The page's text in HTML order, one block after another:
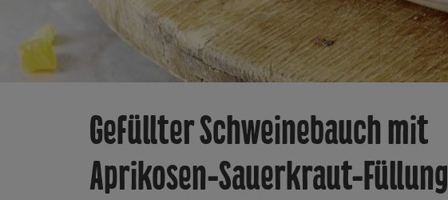
Gefüllter Schweinebauch mit
Aprikosen-Sauerkraut-Füllung